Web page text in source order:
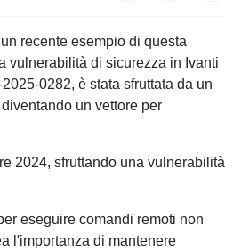
recente esempio di questa
vulnerabilità di sicurezza in Ivanti
0282, è stata sfruttata da un
un vettore per
2024, sfruttando una vulnerabilità
eseguire comandi remoti non
l'importanza di mantenere